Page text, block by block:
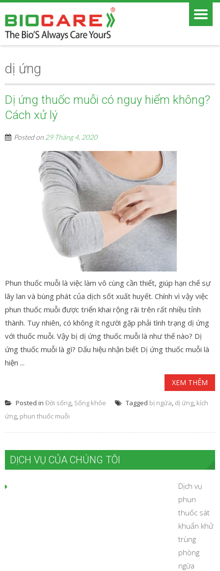
dị ứng
Dị ứng thuốc muỗi có nguy hiểm không?
Cách xử lý
Posted on 29 Tháng 4, 2020
Phun thuốc muỗi là việc làm vô cùng cần thiết, giúp hạn chế sự
lây lan và bùng phát của dịch sốt xuất huyết. Chính vì vậy việc
phun thuốc muỗi được triển khai rộng rãi trên rất nhiều tỉnh
thành. Tuy nhiên, có không ít người gặp phải tình trạng dị ứng
với thuốc muỗi. Vậy bị dị ứng thuốc muỗi là như thế nào? Dị
ứng thuốc muỗi là gì? Dấu hiệu nhận biết Dị ứng thuốc muỗi là
hiện ...
XEM THÊM
Posted in Đời sống, Sống khỏe Tagged bị ngứa, dị ứng, kích
ứng, phun thuốc muỗi
DỊCH VỤ CỦA CHÚNG TÔI
Dịch vụ
phun
thuốc sát
khuẩn khử
trùng
phòng
ngừa